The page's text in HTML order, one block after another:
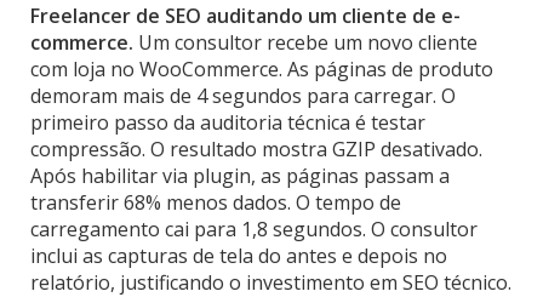
Freelancer de SEO auditando um cliente de e-
commerce. Um consultor recebe um novo cliente
com loja no WooCommerce. As páginas de produto
demoram mais de 4 segundos para carregar. O
primeiro passo da auditoria técnica é testar
compressão. O resultado mostra GZIP desativado.
Após habilitar via plugin, as páginas passam a
transferir 68% menos dados. O tempo de
carregamento cai para 1,8 segundos. O consultor
inclui as capturas de tela do antes e depois no
relatório, justificando o investimento em SEO técnico.